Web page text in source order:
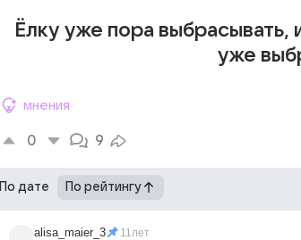
Ёлку уже пора
уже
мнения
0 9
По дате По рейтингу
alisa_maier_3 11лет